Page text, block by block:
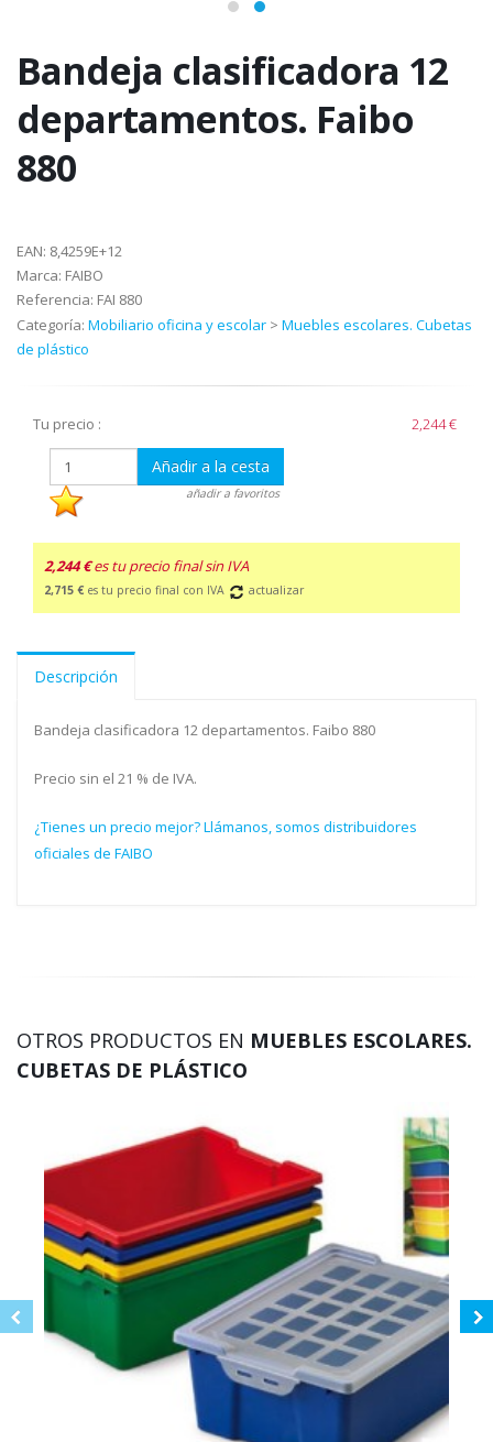
Bandeja clasificadora 12
departamentos. Faibo
880
EAN: 8,4259E+12
Marca: FAIBO
Referencia: FAI 880
Categoría: Mobiliario oficina y escolar > Muebles escolares. Cubetas
de plástico
Tu precio : 2,244 €
Añadir a la cesta
añadir a favoritos
2,244 € es tu precio final sin IVA
2,715 € es tu precio final con IVA actualizar
Descripción
Bandeja clasificadora 12 departamentos. Faibo 880
Precio sin el 21 % de IVA.
¿Tienes un precio mejor? Llámanos, somos distribuidores
oficiales de FAIBO
OTROS PRODUCTOS EN MUEBLES ESCOLARES.
CUBETAS DE PLÁSTICO